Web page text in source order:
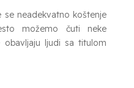
se neadekvatno koštenje
možemo čuti neke
ljudi sa titulom